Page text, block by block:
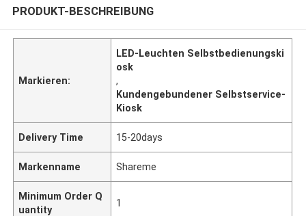
PRODUKT-BESCHREIBUNG
Markieren:
LED-Leuchten Selbstbedienungski
osk
,
Kundengebundener Selbstservice-
Kiosk
Delivery Time 15-20days
Markenname Shareme
Minimum Order Q
uantity
1